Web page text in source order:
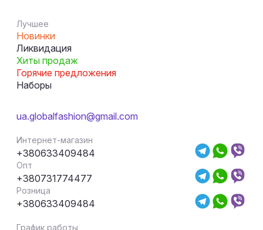
Лучшее
Новинки
Ликвидация
Хиты продаж
Горячие предложения
Наборы
ua.globalfashion@gmail.com
Интернет-магазин
+380633409484
Опт
+380731774477
Розница
+380633409484
График работы